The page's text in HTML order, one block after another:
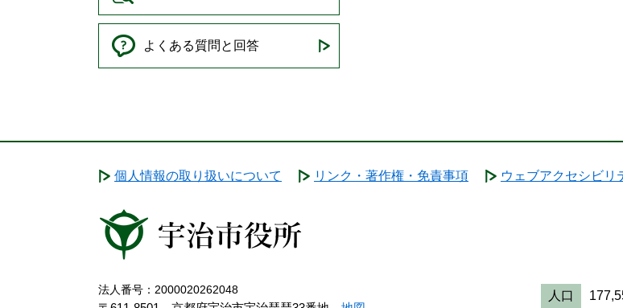
よくある質問と回答
個人情報の取り扱いについて リンク・著作権・免責事項 ウェブアクセシビリ
法人番号：2000020262048 人口